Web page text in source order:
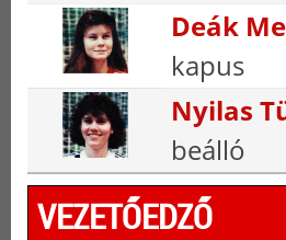
Deák
kapus
Nyilas
beálló
VEZETŐEDZŐ